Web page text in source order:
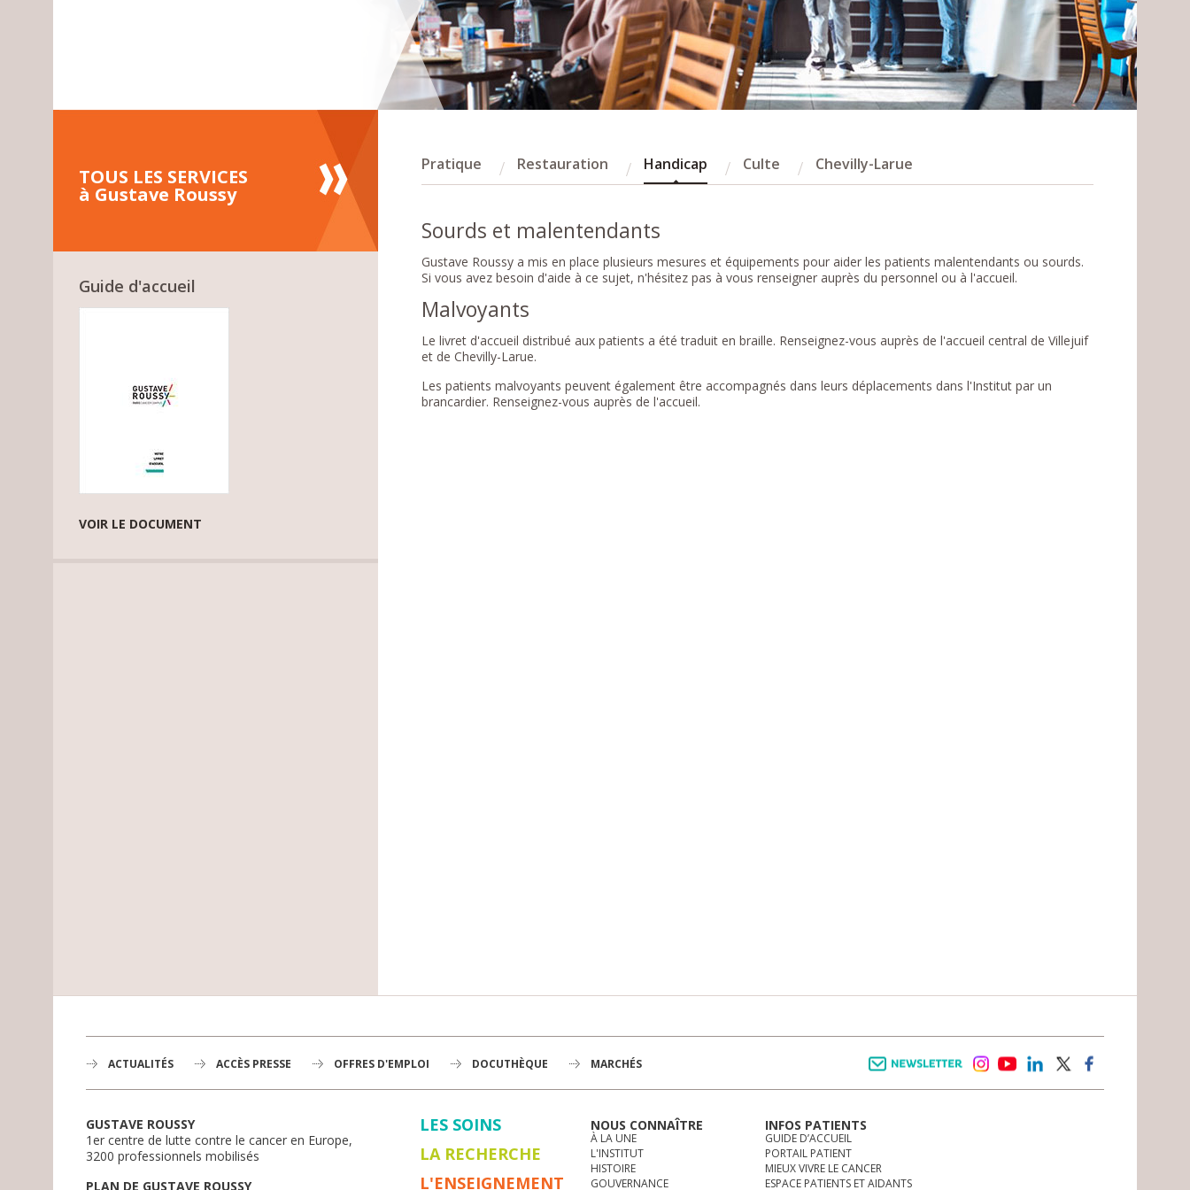
TOUS LES SERVICES
à Gustave Roussy
Guide d'accueil
VOIR LE DOCUMENT
Pratique Restauration Handicap Culte Chevilly-Larue
Sourds et malentendants
Gustave Roussy a mis en place plusieurs mesures et équipements pour aider les patients malentendants ou sourds.
Si vous avez besoin d'aide à ce sujet, n'hésitez pas à vous renseigner auprès du personnel ou à l'accueil.
Malvoyants
Le livret d'accueil distribué aux patients a été traduit en braille. Renseignez-vous auprès de l'accueil central de Villejuif
et de Chevilly-Larue.
Les patients malvoyants peuvent également être accompagnés dans leurs déplacements dans l'Institut par un
brancardier. Renseignez-vous auprès de l'accueil.
ACTUALITÉS ACCÈS PRESSE OFFRES D'EMPLOI DOCUTHÈQUE MARCHÉS
GUSTAVE ROUSSY
1er centre de lutte contre le cancer en Europe,
3200 professionnels mobilisés
PLAN DE GUSTAVE ROUSSY
LES SOINS
LA RECHERCHE
L'ENSEIGNEMENT
NOUS CONNAÎTRE
À LA UNE
L'INSTITUT
HISTOIRE
GOUVERNANCE
INFOS PATIENTS
GUIDE D’ACCUEIL
PORTAIL PATIENT
MIEUX VIVRE LE CANCER
ESPACE PATIENTS ET AIDANTS